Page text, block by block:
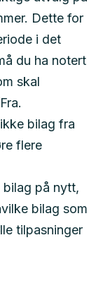
Dette for
i det
du ha notert
skal
bilag fra
flere
bilag på nytt,
bilag som
tilpasninger